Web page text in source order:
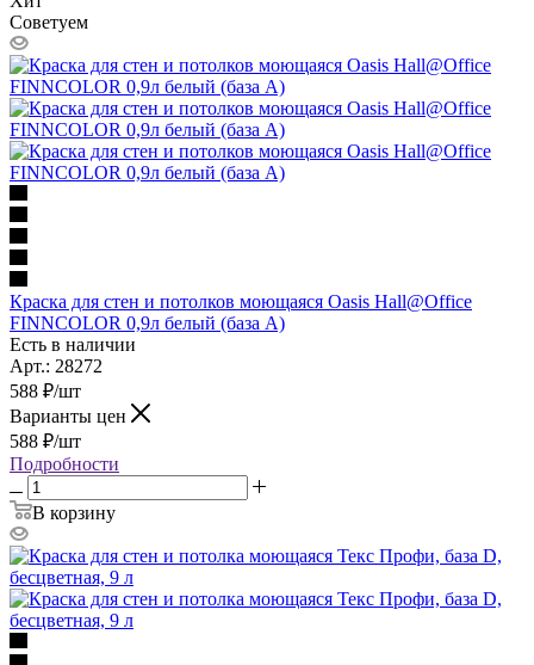
Советуем
Краска для стен и потолков моющаяся Oasis Hall@Office
FINNCOLOR 0,9л белый (база А)
Есть в наличии
Арт.: 28272
588 ₽/шт
Варианты цен
588 ₽/шт
Подробности
В корзину